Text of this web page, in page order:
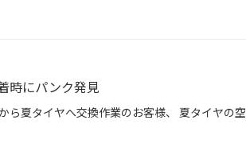
時にパンク発見